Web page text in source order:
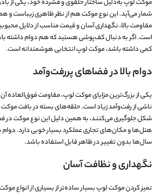
موکت لوپ به‌دلیل ساختار حلقوی و فشرده خود، یکی از
شمار می‌آید. این نوع موکت هم از نظر ظاهری زیباست و هم
مقاومت بالا، نگهداری آسان و قیمت مناسب از دلایل
است. اگر به دنبال کف‌پوشی هستید که هم دوام داشته
کمی داشته باشد، موکت لوپ انتخابی هوشمندانه است.
دوام بالا در فضاهای پررفت‌وآمد
یکی از بزرگ‌ترین مزایای موکت لوپ، مقاومت فوق‌العاده
ناشی از رفت‌وآمد زیاد است. حلقه‌های بسته در بافت
شکل جلوگیری می‌کنند، به همین دلیل این نوع موکت در
هتل‌ها و مکان‌های تجاری عملکرد بسیار خوبی دارد. دوام
سال‌ها بدون تغییر در ظاهر قابل استفاده باشد.
نگهداری و نظافت آسان
تمیز کردن موکت لوپ بسیار ساده‌تر از بسیاری از انواع